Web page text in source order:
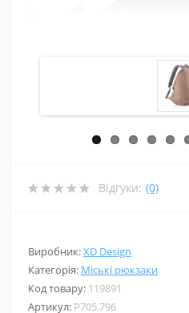
Відгуки: (0)
Виробник:XD Design
Категорія: Міські рюкзаки
Код товару: 119891
Артикул: P705.796